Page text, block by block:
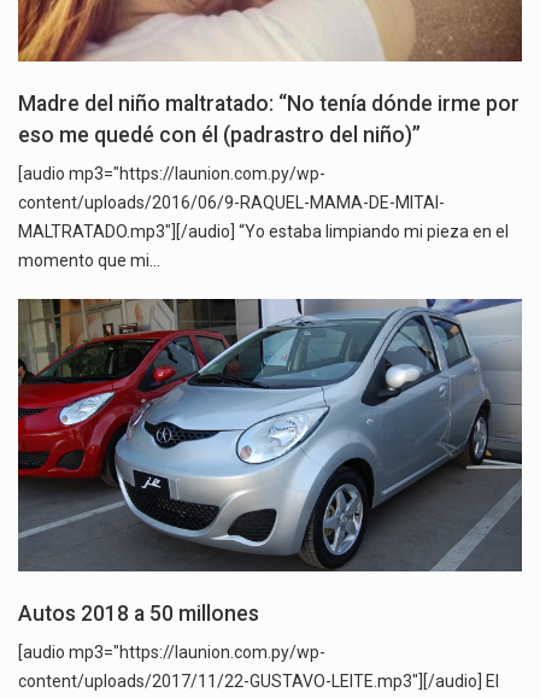
Madre del niño maltratado: “No tenía dónde irme por
eso me quedé con él (padrastro del niño)”
[audio mp3="https://launion.com.py/wp-
content/uploads/2016/06/9-RAQUEL-MAMA-DE-MITAI-
MALTRATADO.mp3"][/audio] “Yo estaba limpiando mi pieza en el
momento que mi…
Autos 2018 a 50 millones
[audio mp3="https://launion.com.py/wp-
content/uploads/2017/11/22-GUSTAVO-LEITE.mp3"][/audio] El